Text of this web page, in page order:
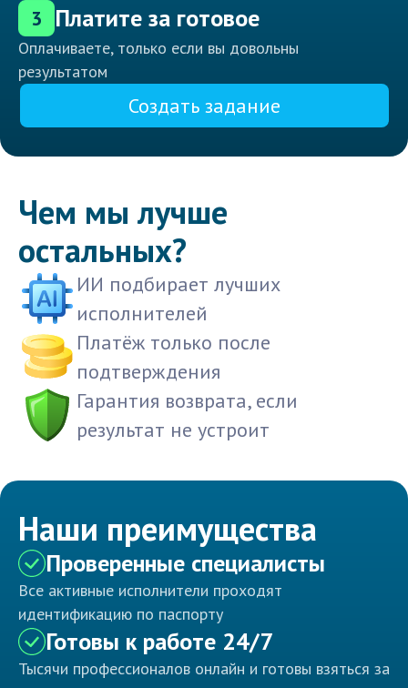
3 Платите за готовое
Оплачиваете, только если вы довольны
результатом
Создать задание
Чем мы лучше
остальных?
ИИ подбирает лучших
исполнителей
Платёж только после
подтверждения
Гарантия возврата, если
результат не устроит
Наши преимущества
Проверенные специалисты
Все активные исполнители проходят
идентификацию по паспорту
Готовы к работе 24/7
Тысячи профессионалов онлайн и готовы взяться за